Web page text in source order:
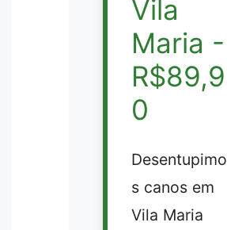
Vila
Maria -
R$89,9
0
Desentupimo
s canos em
Vila Maria